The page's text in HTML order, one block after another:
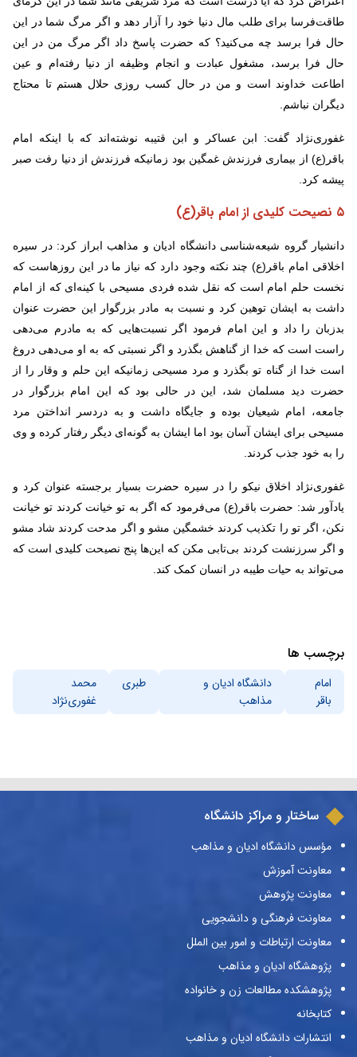
طاقت‌فرسا برای طلب مال دنیا خود را آزار دهد و اگر مرگ شما در این
حال فرا برسد چه می‌کنید؟ که حضرت پاسخ داد اگر مرگ من در این
حال فرا برسد، مشغول عبادت و انجام وظیفه از دنیا رفته‌ام و عین
اطاعت خداوند است و من در حال کسب روزی حلال هستم تا محتاج
دیگران نباشم.
غفوری‌نژاد گفت: ابن عساکر و ابن قتیبه نوشته‌اند که با اینکه امام
باقر(ع) از بیماری فرزندش غمگین بود زمانیکه فرزندش از دنیا رفت صبر
پیشه کرد.
۵ نصیحت کلیدی از امام باقر(ع)
دانشیار گروه شیعه‌شناسی دانشگاه ادیان و مذاهب ابراز کرد: در سیره
اخلاقی امام باقر(ع) چند نکته وجود دارد که نیاز ما در این روزهاست که
نخست حلم امام است که نقل شده فردی مسیحی با کینه‌ای که از امام
داشت به ایشان توهین کرد و نسبت به مادر بزرگوار این حضرت عنوان
بدزبان را داد و این امام فرمود اگر نسبت‌هایی که به مادرم می‌دهی
راست است که خدا از گناهش بگذرد و اگر نسبتی که به او می‌دهی دروغ
است خدا از گناه تو بگذرد و مرد مسیحی زمانیکه این حلم و وقار را از
حضرت دید مسلمان شد، این در حالی بود که این امام بزرگوار در
جامعه، امام شیعیان بوده و جایگاه داشت و به دردسر انداختن مرد
مسیحی برای‌ ایشان آسان بود اما ایشان به گونه‌ای دیگر رفتار کرده و وی
را به خود جذب کردند.
غفوری‌نژاد اخلاق نیکو را در سیره حضرت بسیار برجسته عنوان کرد و
یادآور شد: حضرت باقر(ع) می‌فرمود که اگر به تو خیانت کردند تو خیانت
نکن، اگر تو را تکذیب کردند خشمگین مشو و اگر مدحت کردند شاد مشو
و اگر سرزنشت کردند بی‌تابی مکن که این‌ها پنج نصیحت کلیدی است که
می‌تواند به حیات طیبه در انسان کمک کند.
برچسب ها
امام
باقر
دانشگاه ادیان و
مذاهب
طبری
محمد
غفوری‌نژاد
ساختار و مراکز دانشگاه
مؤسس دانشگاه ادیان و مذاهب
معاونت آموزش
معاونت پژوهش
معاونت فرهنگی و دانشجویی
معاونت ارتباطات و امور بین الملل
پژوهشگاه ادیان و مذاهب
پژوهشکده مطالعات زن و خانواده
کتابخانه
انتشارات دانشگاه ادیان و مذاهب